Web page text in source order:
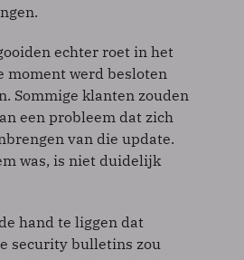
echter roet in het
moment werd besloten
Sommige klanten zouden
een probleem dat zich
van die update.
was, is niet duidelijk
hand te liggen dat
security bulletins zou